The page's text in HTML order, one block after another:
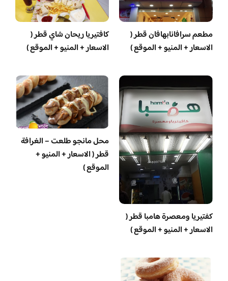
مطعم سرافانابهافان قطر (
الاسعار + المنيو + الموقع )
كافتيريا ريحان شاي قطر (
الاسعار + المنيو + الموقع )
‏كفتيريا ومعصرة هامبا قطر (
الاسعار + المنيو + الموقع )
محل مانجو طلعت – الغرافة
قطر ( الاسعار + المنيو +
الموقع )